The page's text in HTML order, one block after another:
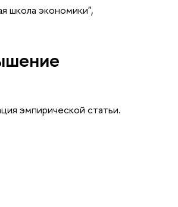
школа экономики",
эмпирической статьи.